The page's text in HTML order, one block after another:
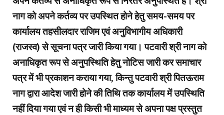
नाग को अपने कर्तव्य पर उपस्थित होने हेतु समय-समय पर
कार्यालय तहसीलदार राजिम एवं अनुविभागीय अधिकारी
(राजस्व) से सूचना पत्र जारी किया गया। पटवारी श्री नाग को
अनाधिकृत रूप से अनुपस्थिति हेतु नोटिस जारी कर समाचार
पत्र में भी प्रकाशन कराया गया, किन्तु पटवारी श्री पितऊराम
नाग द्वारा आदेश जारी होने की तिथि तक कार्यालय में उपस्थिति
नहीं दिया गया एवं न ही किसी भी माध्यम से अपना पक्ष प्रस्तुत